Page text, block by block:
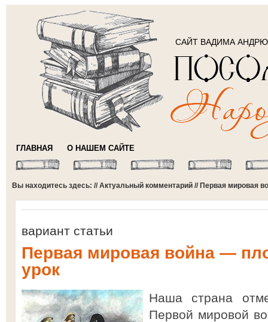
САЙТ ВАДИМА
ГЛАВНАЯ О НАШЕМ САЙТЕ
Вы находитесь здесь: //Актуальный комментарий // Первая мировая
вариант статьи
Первая мировая война —
урок
Наша страна
Первой мировой